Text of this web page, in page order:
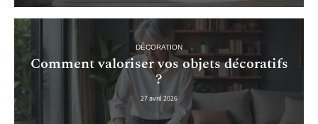
DÉCORATION
Comment valoriser vos objets décoratifs
?
27 avril 2026